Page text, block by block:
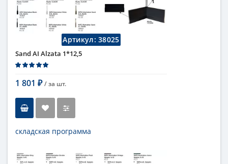
Артикул:38025
Sand AI Alzata 1*12,5
1 801 ₽ / за шт.
складская программа
Длина
12,5 см